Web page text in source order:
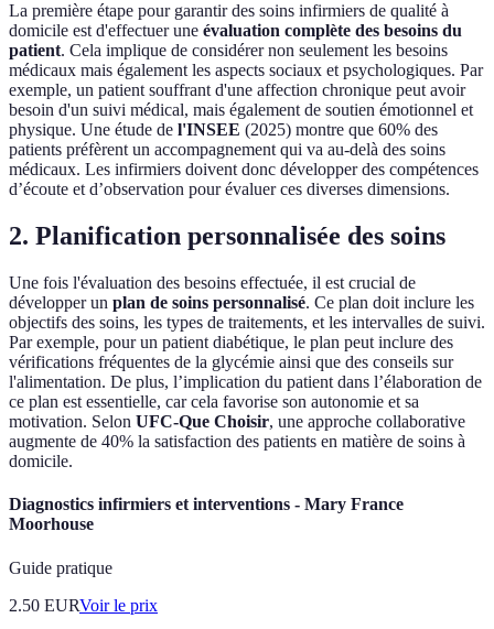
La première étape pour garantir des soins infirmiers de qualité à
domicile est d'effectuer une évaluation complète des besoins du
patient. Cela implique de considérer non seulement les besoins
médicaux mais également les aspects sociaux et psychologiques. Par
exemple, un patient souffrant d'une affection chronique peut avoir
besoin d'un suivi médical, mais également de soutien émotionnel et
physique. Une étude de l'INSEE (2025) montre que 60% des
patients préfèrent un accompagnement qui va au-delà des soins
médicaux. Les infirmiers doivent donc développer des compétences
d’écoute et d’observation pour évaluer ces diverses dimensions.
2. Planification personnalisée des soins
Une fois l'évaluation des besoins effectuée, il est crucial de
développer un plan de soins personnalisé. Ce plan doit inclure les
objectifs des soins, les types de traitements, et les intervalles de suivi.
Par exemple, pour un patient diabétique, le plan peut inclure des
vérifications fréquentes de la glycémie ainsi que des conseils sur
l'alimentation. De plus, l’implication du patient dans l’élaboration de
ce plan est essentielle, car cela favorise son autonomie et sa
motivation. Selon UFC-Que Choisir, une approche collaborative
augmente de 40% la satisfaction des patients en matière de soins à
domicile.
Diagnostics infirmiers et interventions - Mary France
Moorhouse
Guide pratique
2.50 EURVoir le prix